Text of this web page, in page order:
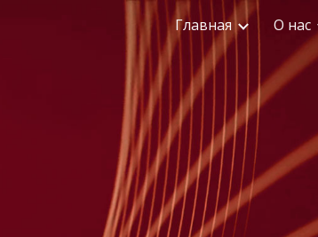
Skip to navigation
Главная О нас